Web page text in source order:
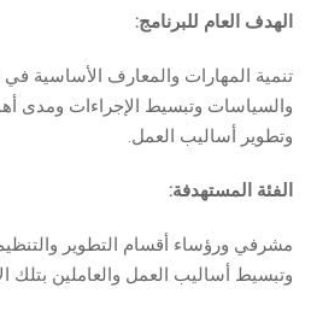
الهدف العام للبرنامج:
تنمية المهارات والمعارف الأساسية
والسياسات وتبسيط الإجراءات ومدى
وتطوير أساليب العمل.
الفئة المستهدفة:
مشرفي ورؤساء أقسام التطوير
وتبسيط أساليب العمل والعاملين بتلك